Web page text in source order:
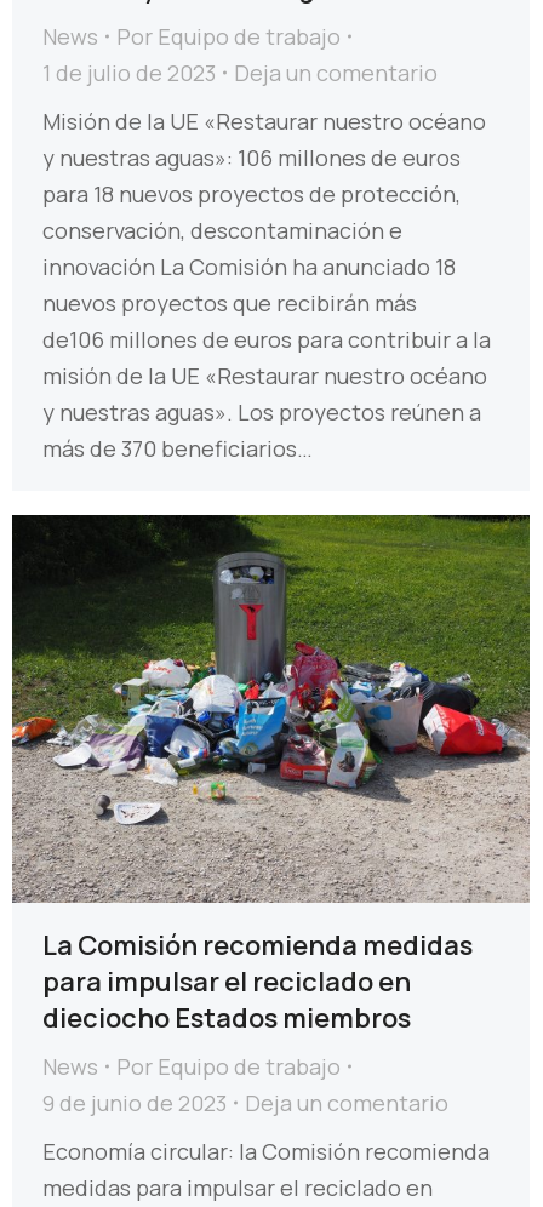
News Por Equipo de trabajo
1 de julio de 2023
Deja un comentario
Misión de la UE «Restaurar nuestro océano
y nuestras aguas»: 106 millones de euros
para 18 nuevos proyectos de protección,
conservación, descontaminación e
innovación La Comisión ha anunciado 18
nuevos proyectos que recibirán más
de106 millones de euros para contribuir a la
misión de la UE «Restaurar nuestro océano
y nuestras aguas». Los proyectos reúnen a
más de 370 beneficiarios…
La Comisión recomienda medidas
para impulsar el reciclado en
dieciocho Estados miembros
News Por Equipo de trabajo
9 de junio de 2023
Deja un comentario
Economía circular: la Comisión recomienda
medidas para impulsar el reciclado en